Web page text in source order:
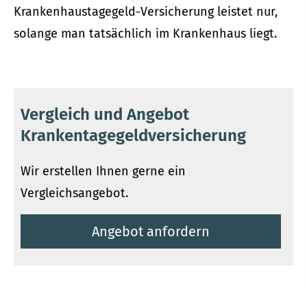
Krankenhaustagegeld-Versicherung leistet nur,
solange man tatsächlich im Krankenhaus liegt.
Vergleich und Angebot
Krankentagegeldversicherung
Wir erstellen Ihnen gerne ein
Vergleichsangebot.
An­ge­bot an­for­dern